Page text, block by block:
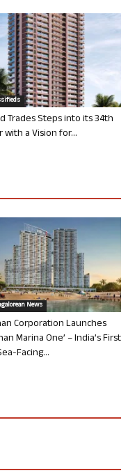
Trades Steps into its 34th
with a Vision for...
News
Corporation Launches
Marina One’ – India’s First
Facing...